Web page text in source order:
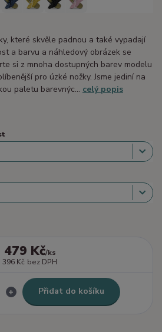
které skvěle padnou a také vypadají
a barvu a náhledový obrázek se
si z mnoha dostupných barev modelu
pro úzké nožky. Jsme jediní na
paletu barevnýc... celý popis
479 Kč/ks
396 Kč bez DPH
Přidat do košíku